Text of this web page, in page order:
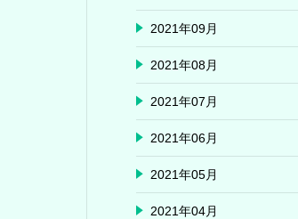
2021年09月
2021年08月
2021年07月
2021年06月
2021年05月
2021年04月